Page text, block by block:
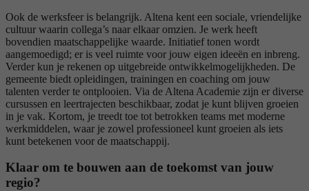
Ook de werksfeer is belangrijk. Altena kent een sociale, vriendelijke
cultuur waarin collega’s naar elkaar omzien. Je werk heeft
bovendien maatschappelijke waarde. Initiatief tonen wordt
aangemoedigd; er is veel ruimte voor jouw eigen ideeën en inbreng.
Verder kun je rekenen op uitgebreide ontwikkelmogelijkheden. De
gemeente biedt opleidingen, trainingen en coaching om jouw
talenten verder te ontplooien. Via de Altena Academie zijn er diverse
cursussen en leertrajecten beschikbaar, zodat je kunt blijven groeien
in je vak. Kortom, je treedt toe tot betrokken teams met moderne
werkmiddelen, waar je zowel professioneel kunt groeien als iets
kunt betekenen voor de maatschappij.
Klaar om te bouwen aan de toekomst van jouw
regio?